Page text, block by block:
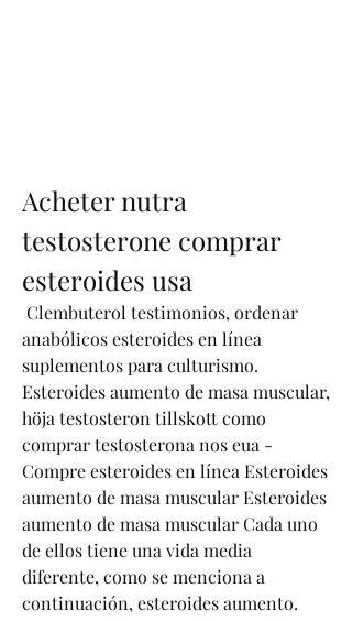
Acheter nutra
testosterone comprar
esteroides usa
anabólicos esteroides en línea
suplementos para culturismo.
Esteroides aumento de masa muscular,
höja testosteron tillskott como
comprar testosterona nos eua -
Compre esteroides en línea Esteroides
aumento de masa muscular Esteroides
aumento de masa muscular Cada uno
de ellos tiene una vida media
diferente, como se menciona a
continuación, esteroides aumento.